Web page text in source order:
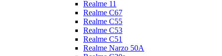
Realme 11
Realme C67
Realme C55
Realme C53
Realme C51
Realme Narzo 50A